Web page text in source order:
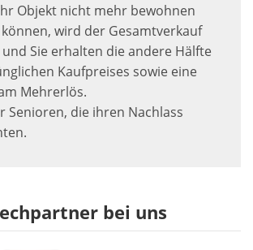
Objekt nicht mehr bewohnen
wird der Gesamtverkauf
Sie erhalten die andere Hälfte
Kaufpreises sowie eine
Mehrerlös.
Senioren, die ihren Nachlass
bei uns